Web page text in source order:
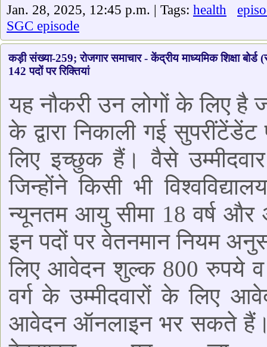
Jan. 28, 2025, 12:45 p.m. | Tags: health
SGC episode
कड़ी संख्या-259; रोजगार समाचार - केंद्रीय माध्यमिक शिक्षा
142 पदों पर रिक्तियां
यह नौकरी उन लोगों के लिए है
के द्वारा निकाली गई
लिए इच्छुक हैं। वैसे
जिन्होंने किसी भी
न्यूनतम आयु सीमा 18 वर्ष और
इन पदों पर वेतनमान नियम
लिए आवेदन शुल्क 800 रुपये
वर्ग के उम्मीदवारों के लिए
आवेदन ऑनलाइन भर सकते